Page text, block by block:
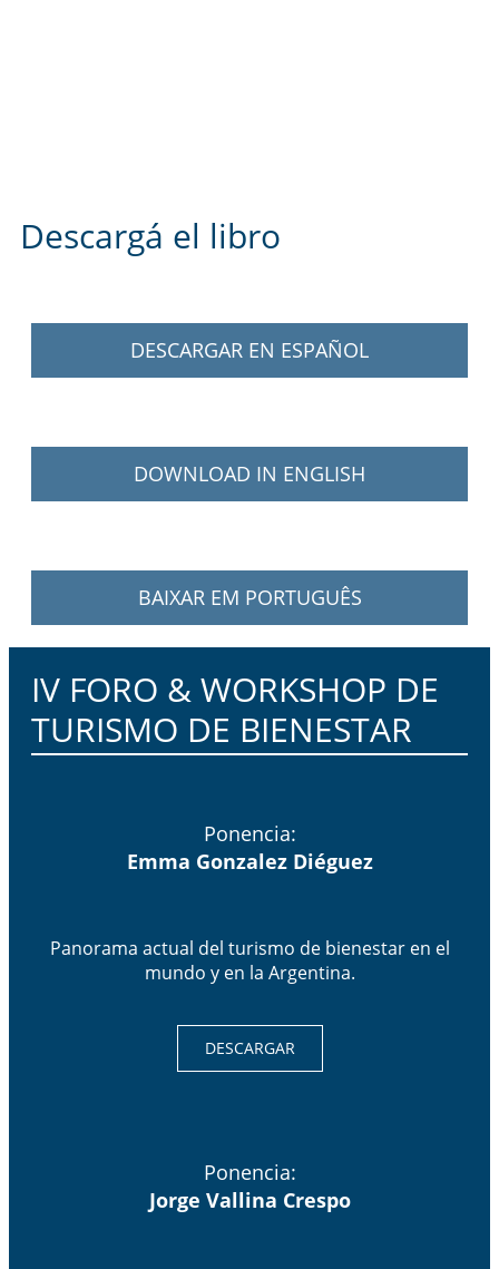
Descargá el libro
DESCARGAR EN ESPAÑOL
DOWNLOAD IN ENGLISH
BAIXAR EM PORTUGUÊS
IV FORO & WORKSHOP DE
TURISMO DE BIENESTAR​
Ponencia:
Emma Gonzalez Diéguez
Panorama actual del turismo de bienestar en el
mundo y en la Argentina.
DESCARGAR
Ponencia:
Jorge Vallina Crespo